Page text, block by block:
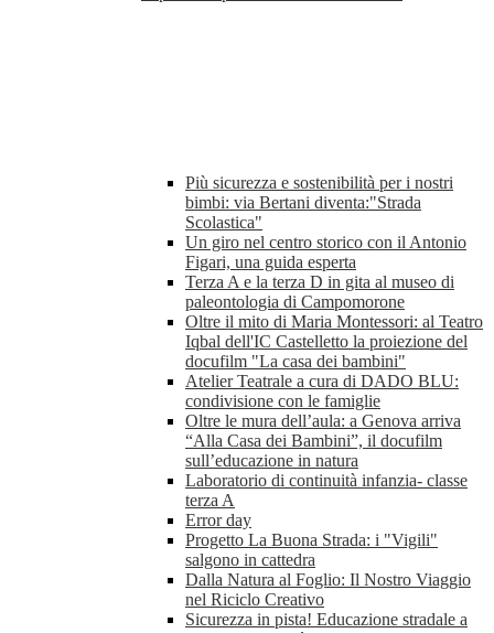
Più sicurezza e sostenibilità per i nostri
bimbi: via Bertani diventa:"Strada
Scolastica"
Un giro nel centro storico con il Antonio
Figari, una guida esperta
Terza A e la terza D in gita al museo di
paleontologia di Campomorone
Oltre il mito di Maria Montessori: al Teatro
Iqbal dell'IC Castelletto la proiezione del
docufilm "La casa dei bambini"
Atelier Teatrale a cura di DADO BLU:
condivisione con le famiglie
Oltre le mura dell’aula: a Genova arriva
“Alla Casa dei Bambini”, il docufilm
sull’educazione in natura
Laboratorio di continuità infanzia- classe
terza A
Error day
Progetto La Buona Strada: i "Vigili"
salgono in cattedra
Dalla Natura al Foglio: Il Nostro Viaggio
nel Riciclo Creativo
Sicurezza in pista! Educazione stradale a